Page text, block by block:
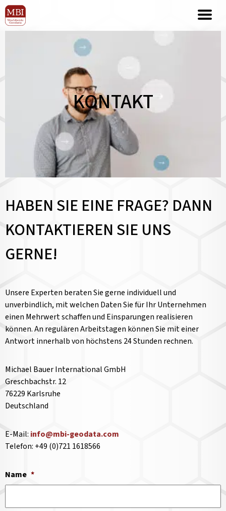
KONTAKT
HABEN SIE EINE FRAGE? DANN
KONTAKTIEREN SIE UNS
GERNE!
Unsere Experten beraten Sie gerne individuell und
unverbindlich, mit welchen Daten Sie für Ihr Unternehmen
einen Mehrwert schaffen und Einsparungen realisieren
können. An regulären Arbeitstagen können Sie mit einer
Antwort innerhalb von höchstens 24 Stunden rechnen.
Michael Bauer International GmbH
Greschbachstr. 12
76229 Karlsruhe
Deutschland
E-Mail: info@mbi-geodata.com
Telefon: +49 (0)721 1618566
Name *